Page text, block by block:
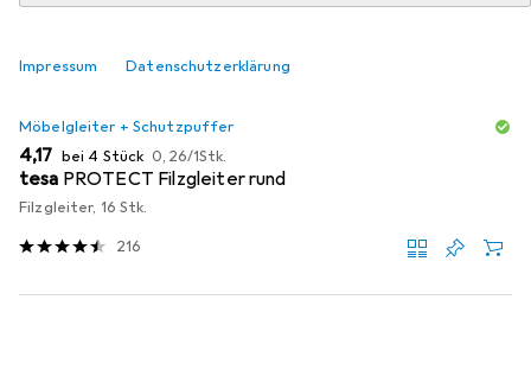
Impressum Datenschutzerklärung
Möbelgleiter + Schutzpuffer
EUR
4,17 bei 4 Stück EUR
0,26/1Stk.
tesa PROTECT Filzgleiter rund
Filzgleiter, 16 Stk.
216